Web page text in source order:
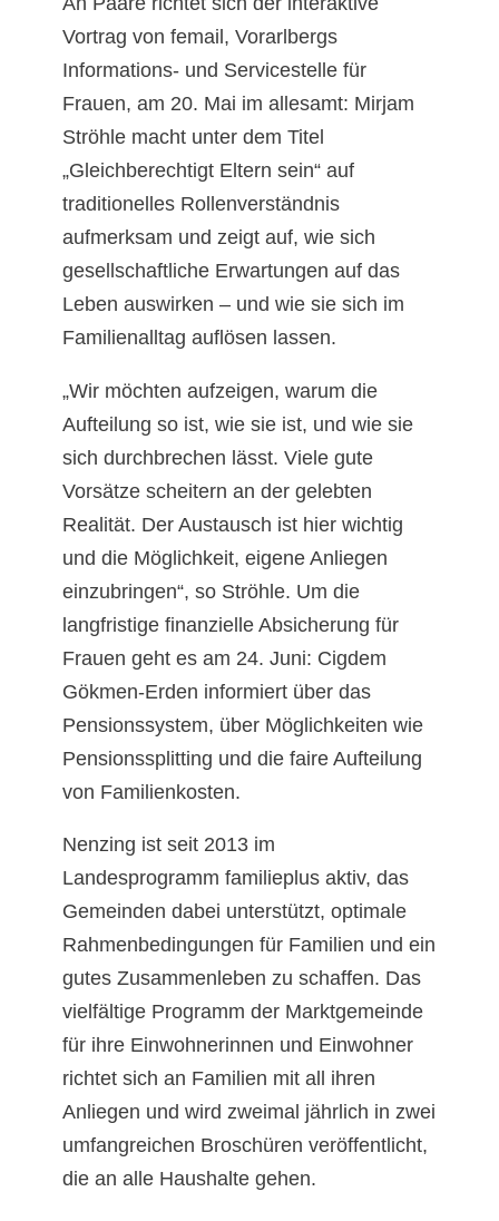
Vortrag von femail, Vorarlbergs
Informations- und Servicestelle für
Frauen, am 20. Mai im allesamt: Mirjam
Ströhle macht unter dem Titel
„Gleichberechtigt Eltern sein“ auf
traditionelles Rollenverständnis
aufmerksam und zeigt auf, wie sich
gesellschaftliche Erwartungen auf das
Leben auswirken – und wie sie sich im
Familienalltag auflösen lassen.
„Wir möchten aufzeigen, warum die
Aufteilung so ist, wie sie ist, und wie sie
sich durchbrechen lässt. Viele gute
Vorsätze scheitern an der gelebten
Realität. Der Austausch ist hier wichtig
und die Möglichkeit, eigene Anliegen
einzubringen“, so Ströhle. Um die
langfristige finanzielle Absicherung für
Frauen geht es am 24. Juni: Cigdem
Gökmen-Erden informiert über das
Pensionssystem, über Möglichkeiten wie
Pensionssplitting und die faire Aufteilung
von Familienkosten.
Nenzing ist seit 2013 im
Landesprogramm familieplus aktiv, das
Gemeinden dabei unterstützt, optimale
Rahmenbedingungen für Familien und ein
gutes Zusammenleben zu schaffen. Das
vielfältige Programm der Marktgemeinde
für ihre Einwohnerinnen und Einwohner
richtet sich an Familien mit all ihren
Anliegen und wird zweimal jährlich in zwei
umfangreichen Broschüren veröffentlicht,
die an alle Haushalte gehen.